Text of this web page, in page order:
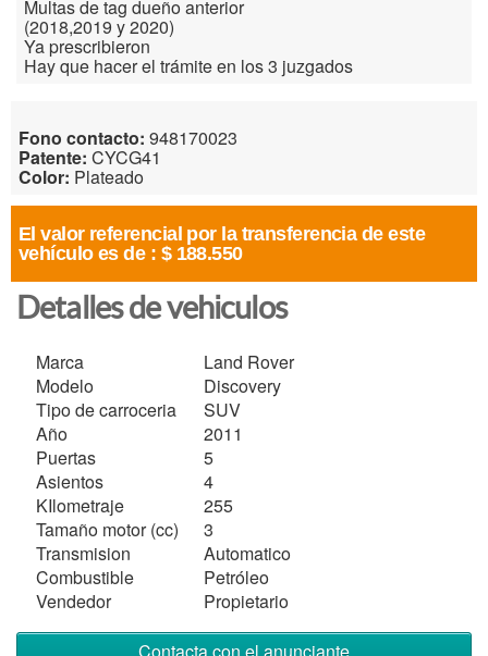
Multas de tag dueño anterior
(2018,2019 y 2020)
Ya prescribieron
Hay que hacer el trámite en los 3 juzgados
Fono contacto: 948170023
Patente: CYCG41
Color: Plateado
El valor referencial por la transferencia de este
vehículo es de : $ 188.550
Detalles de vehiculos
Marca
Land Rover
Modelo
Discovery
Tipo de carroceria
SUV
Año
2011
Puertas
5
Asientos
4
KIlometraje
255
Tamaño motor (cc)
3
Transmision
Automatico
Combustible
Petróleo
Vendedor
Propietario
Contacta con el anunciante